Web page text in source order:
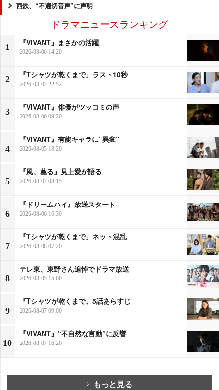
西鉄、“不適切音声”に声明
ドラマニュースランキング
1
『VIVANT』まさかの活躍
2026-08-06 14:20
2
『Tシャツが乾くまで』ラスト10秒
2026-08-07 22:52
3
『VIVANT』俳優がツッコミの声
2026-08-06 09:20
4
『VIVANT』有能キャラに“異変”
2026-08-05 18:20
5
『風、薫る』見上愛が語る
2026-08-07 08:15
6
『ドリームハイ』放送スタート
2026-08-06 16:30
7
『Tシャツが乾くまで』ネット混乱
2026-08-08 07:20
8
テレ東、東野さん追悼でドラマ放送
2026-08-05 15:00
9
『Tシャツが乾くまで』5話あらすじ
2026-08-07 09:00
10
『VIVANT』“不自然な言動”に反響
2026-08-07 16:20
もっと見る